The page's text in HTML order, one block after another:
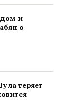
и
о
теряет